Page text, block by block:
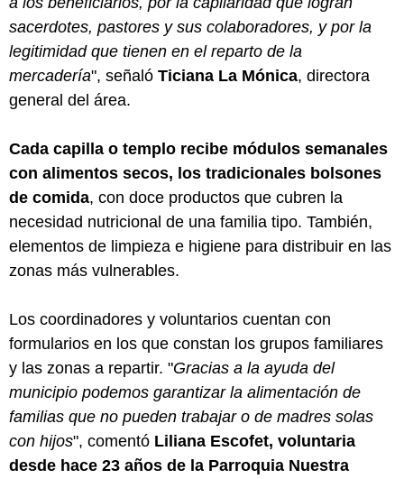
sacerdotes, pastores y sus colaboradores, y por la
legitimidad que tienen en el reparto de la
mercadería", señaló Ticiana La Mónica, directora
general del área.
Cada capilla o templo recibe módulos semanales
con alimentos secos, los tradicionales bolsones
de comida, con doce productos que cubren la
necesidad nutricional de una familia tipo. También,
elementos de limpieza e higiene para distribuir en las
zonas más vulnerables.
Los coordinadores y voluntarios cuentan con
formularios en los que constan los grupos familiares
y las zonas a repartir. "Gracias a la ayuda del
municipio podemos garantizar la alimentación de
familias que no pueden trabajar o de madres solas
con hijos", comentó Liliana Escofet, voluntaria
desde hace 23 años de la Parroquia Nuestra